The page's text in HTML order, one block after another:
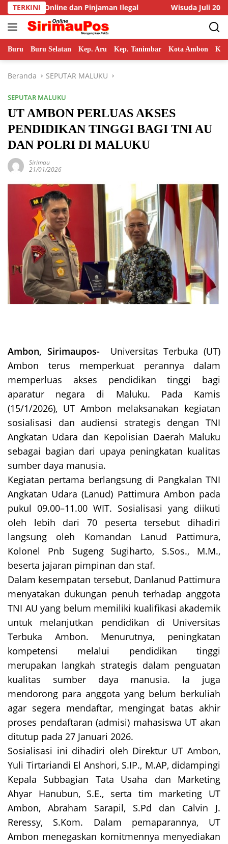
Langsung
ke
konten
TERKINI
Pinjaman Ilegal Wisuda Juli 2026, Rektor Unpatti
Buru Buru Selatan Kep. Aru Kep. Tanimbar Kota Ambon
Beranda SEPUTAR MALUKU
SEPUTAR MALUKU
UT AMBON PERLUAS AKSES
PENDIDIKAN TINGGI BAGI TNI AU
DAN POLRI DI MALUKU
Sirimau
21/01/2026
Ambon, Sirimaupos-Universitas Terbuka (UT)
Ambon terus memperkuat perannya dalam
memperluas akses pendidikan tinggi bagi
aparatur negara di Maluku. Pada Kamis
(15/1/2026), UT Ambon melaksanakan kegiatan
sosialisasi dan audiensi strategis dengan TNI
Angkatan Udara dan Kepolisian Daerah Maluku
sebagai bagian dari upaya peningkatan kualitas
sumber daya manusia.
Kegiatan pertama berlangsung di Pangkalan TNI
Angkatan Udara (Lanud) Pattimura Ambon pada
pukul 09.00–11.00 WIT. Sosialisasi yang diikuti
oleh lebih dari 70 peserta tersebut dihadiri
langsung oleh Komandan Lanud Pattimura,
Kolonel Pnb Sugeng Sugiharto, S.Sos., M.M.,
beserta jajaran pimpinan dan staf.
Dalam kesempatan tersebut, Danlanud Pattimura
menyatakan dukungan penuh terhadap anggota
TNI AU yang belum memiliki kualifikasi akademik
untuk melanjutkan pendidikan di Universitas
Terbuka Ambon. Menurutnya, peningkatan
kompetensi melalui pendidikan tinggi
merupakan langkah strategis dalam penguatan
kualitas sumber daya manusia. Ia juga
mendorong para anggota yang belum berkuliah
agar segera mendaftar, mengingat batas akhir
proses pendaftaran (admisi) mahasiswa UT akan
ditutup pada 27 Januari 2026.
Sosialisasi ini dihadiri oleh Direktur UT Ambon,
Yuli Tirtariandi El Anshori, S.IP., M.AP, didampingi
Kepala Subbagian Tata Usaha dan Marketing
Ahyar Hanubun, S.E., serta tim marketing UT
Ambon, Abraham Sarapil, S.Pd dan Calvin J.
Reressy, S.Kom. Dalam pemaparannya, UT
Ambon menegaskan komitmennya menyediakan